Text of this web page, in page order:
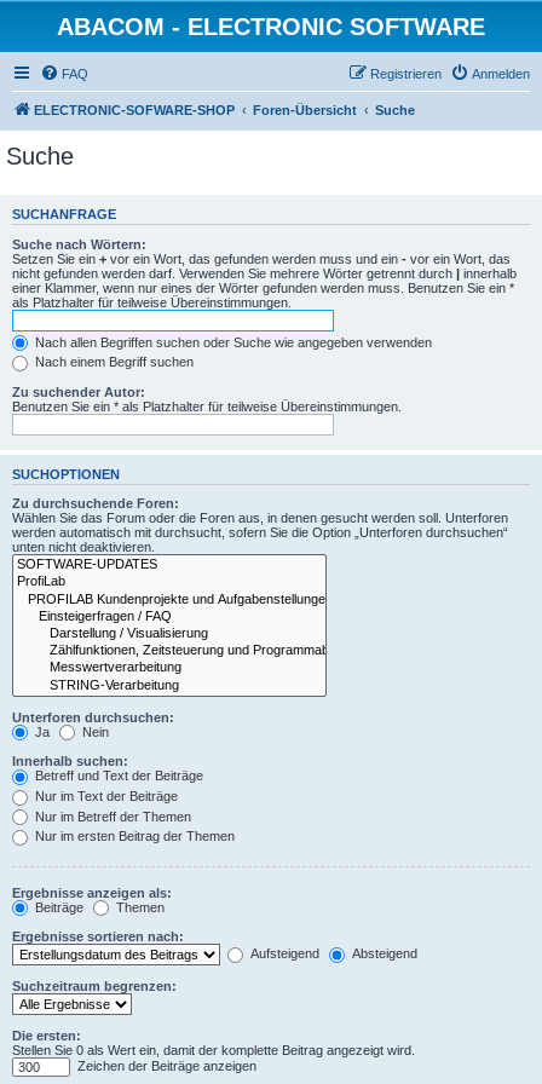
ABACOM - ELECTRONIC SOFTWARE
FAQ Anmelden
Registrieren
ELECTRONIC-SOFWARE-SHOP Foren-Übersicht Suche
Suche
SUCHANFRAGE
Suche nach Wörtern:
Setzen Sie ein + vor ein Wort, das gefunden werden muss und ein - vor ein Wort, das
nicht gefunden werden darf. Verwenden Sie mehrere Wörter getrennt durch | innerhalb
einer Klammer, wenn nur eines der Wörter gefunden werden muss. Benutzen Sie ein *
als Platzhalter für teilweise Übereinstimmungen.
Nach allen Begriffen suchen oder Suche wie angegeben verwenden
Nach einem Begriff suchen
Zu suchender Autor:
Benutzen Sie ein * als Platzhalter für teilweise Übereinstimmungen.
SUCHOPTIONEN
Zu durchsuchende Foren:
Wählen Sie das Forum oder die Foren aus, in denen gesucht werden soll. Unterforen
werden automatisch mit durchsucht, sofern Sie die Option „Unterforen durchsuchen“
unten nicht deaktivieren.
Unterforen durchsuchen:
Ja
Nein
Innerhalb suchen:
Betreff und Text der Beiträge
Nur im Text der Beiträge
Nur im Betreff der Themen
Nur im ersten Beitrag der Themen
Ergebnisse anzeigen als:
Beiträge
Themen
Ergebnisse sortieren nach:
Aufsteigend
Absteigend
Suchzeitraum begrenzen:
Die ersten:
Stellen Sie 0 als Wert ein, damit der komplette Beitrag angezeigt wird.
Zeichen der Beiträge anzeigen